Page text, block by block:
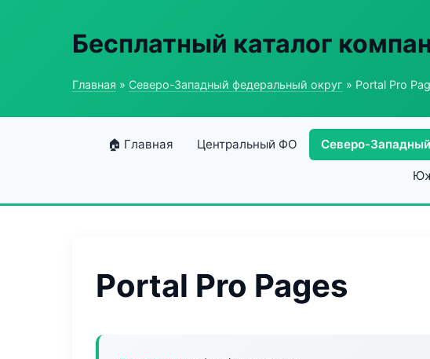
Бесплатный каталог
Главная » Северо-Западный федеральный округ » Portal Pro
🏠 Главная Центральный ФО Северо-
Portal Pro Pages